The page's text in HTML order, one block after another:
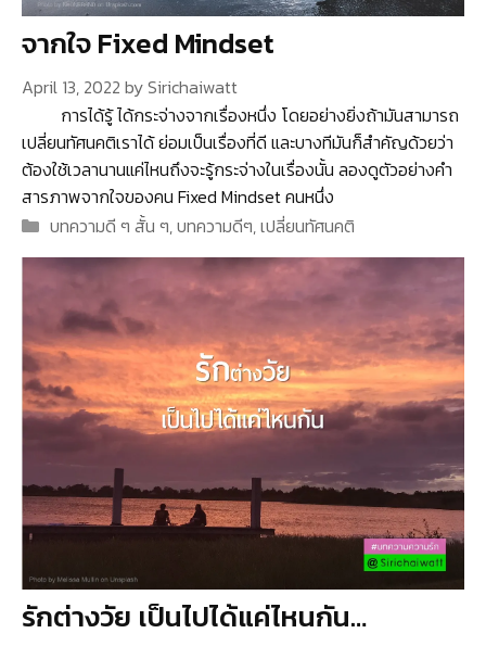
จากใจ Fixed Mindset
April 13, 2022 bySirichaiwatt
การได้รู้ ได้กระจ่างจากเรื่องหนึ่ง โดยอย่างยิ่งถ้ามันสามารถ
เปลี่ยนทัศนคติเราได้ ย่อมเป็นเรื่องที่ดี และบางทีมันก็สำคัญด้วยว่า
ต้องใช้เวลานานแค่ไหนถึงจะรู้กระจ่างในเรื่องนั้น ลองดูตัวอย่างคำ
สารภาพจากใจของคน Fixed Mindset คนหนึ่ง
Categories
บทความดี ๆ สั้น ๆ,บทความดีๆ,เปลี่ยนทัศนคติ
รักต่างวัย เป็นไปได้แค่ไหนกัน…